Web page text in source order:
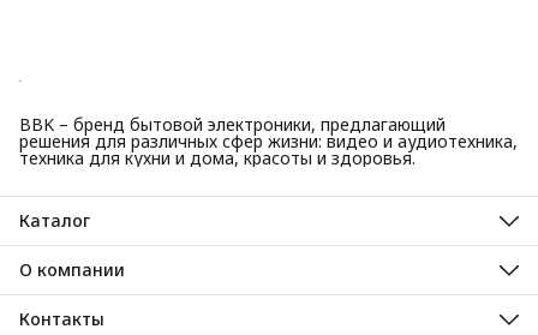
BBK – бренд бытовой электроники, предлагающий
решения для различных сфер жизни: видео и аудиотехника,
техника для кухни и дома, красоты и здоровья.
Каталог
Красота и здоровье
Техника для кухни
Техника для дома
ТВ, аудио, видео
О компании
О нас
Гарантийные обязательства
Контакты